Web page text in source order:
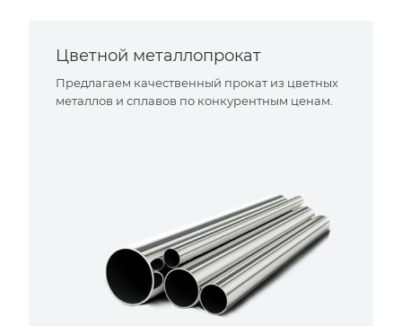
Цветной металлопрокат
Предлагаем качественный прокат из цветных
металлов и сплавов по конкурентным ценам.